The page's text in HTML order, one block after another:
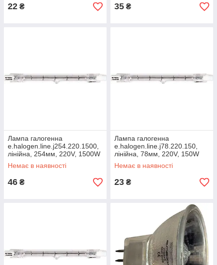
22 ₴ 35 ₴
Лампа галогенна
e.halogen.line.j254.220.1500,
лінійна, 254мм, 220V, 1500W
Немає в наявності
46 ₴
Лампа галогенна
e.halogen.line.j78.220.150,
лінійна, 78мм, 220V, 150W
Немає в наявності
23 ₴